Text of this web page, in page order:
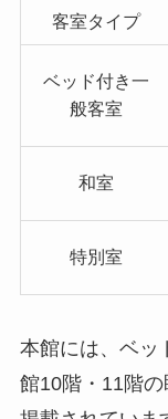
客室タイプ
ベッド付き一
般客室
和室
特別室
本館には、ベッ
館10階・11階